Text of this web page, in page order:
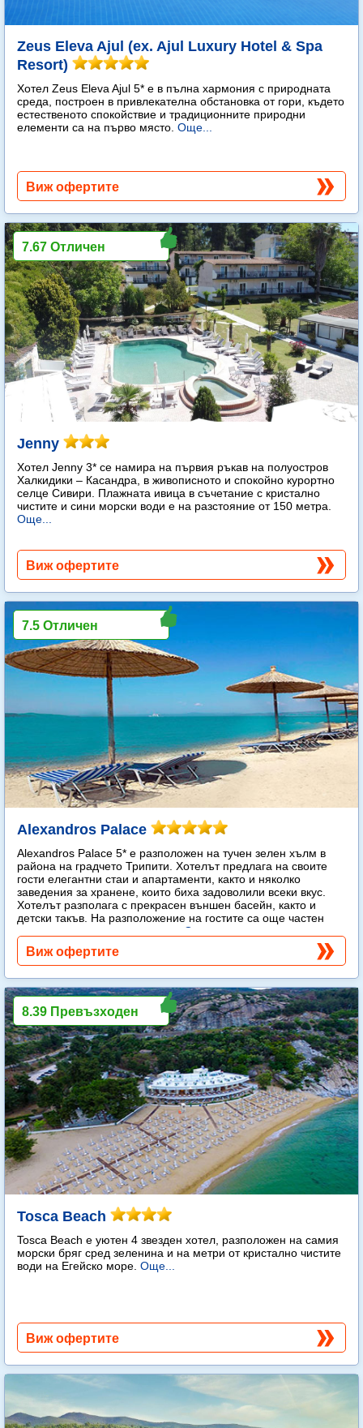
Zeus Eleva Ajul (ex. Ajul Luxury Hotel & Spa
Resort)
Хотел Zeus Eleva Ajul 5* е в пълна хармония с природната
среда, построен в привлекателна обстановка от гори, където
естественото спокойствие и традиционните природни
елементи са на първо място. Още...
Виж офертите
Jenny
Хотел Jenny 3* се намира на първия ръкав на полуостров
Халкидики – Касандра, в живописното и спокойно курортно
селце Сивири. Плажната ивица в съчетание с кристално
чистите и сини морски води е на разстояние от 150 метра.
Още...
7.67 Отличен
Виж офертите
Alexandros Palace
Alexandros Palace 5* e разположен на тучен зелен хълм в
района на градчето Трипити. Хотелът предлага на своите
гости елегантни стаи и апартаменти, както и няколко
заведения за хранене, които биха задоволили всеки вкус.
Хотелът разполага с прекрасен външен басейн, както и
детски такъв. На разположение на гостите са още частен
Още...
7.5 Отличен
Виж офертите
Tosca Beach
Tosca Beach е уютен 4 звезден хотел, разположен на самия
морски бряг сред зеленина и на метри от кристално чистите
води на Егейско море. Още...
8.39 Превъзходен
Виж офертите